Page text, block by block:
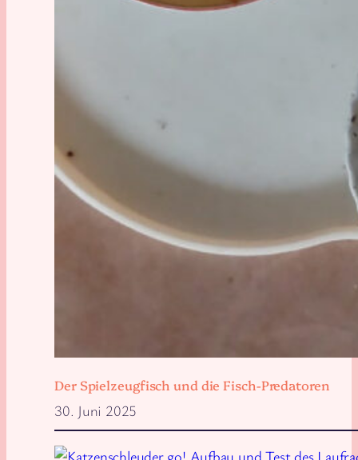
Der Spielzeugfisch und die Fisch-Predatoren
30. Juni 2025